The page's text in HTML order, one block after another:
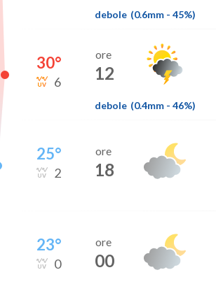
debole (0.6mm - 45%)
30°
6
ore
12
debole (0.4mm - 46%)
25°
2
ore
18
23°
0
ore
00